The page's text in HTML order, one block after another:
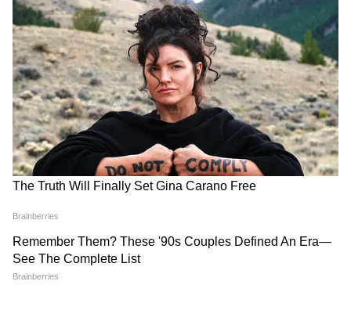
सकते हैं। जग के हैंडल को हुक से टांगें और उसे हल्का
टिल्टेड रखें। नीचे ड्रेनेज होल बनाकर मिट्टी भरें और उसमें
बेल वाले पौधे लगाएं। ये आपकी बालकनी को
Pinterest स्टाइल एस्थेटिक लुक देगा।
4
5